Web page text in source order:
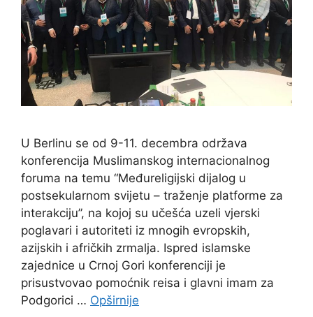
U Berlinu se od 9-11. decembra održava
konferencija Muslimanskog internacionalnog
foruma na temu “Međureligijski dijalog u
postsekularnom svijetu – traženje platforme za
interakciju”, na kojoj su učešća uzeli vjerski
poglavari i autoriteti iz mnogih evropskih,
azijskih i afričkih zrmalja. Ispred islamske
zajednice u Crnoj Gori konferenciji je
prisustvovao pomoćnik reisa i glavni imam za
Podgorici … Opširnije